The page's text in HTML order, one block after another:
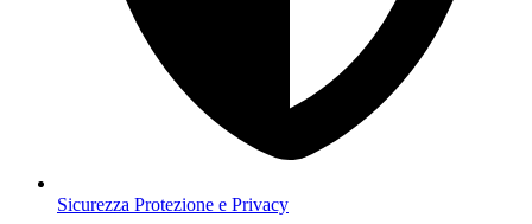
Sicurezza Protezione e Privacy